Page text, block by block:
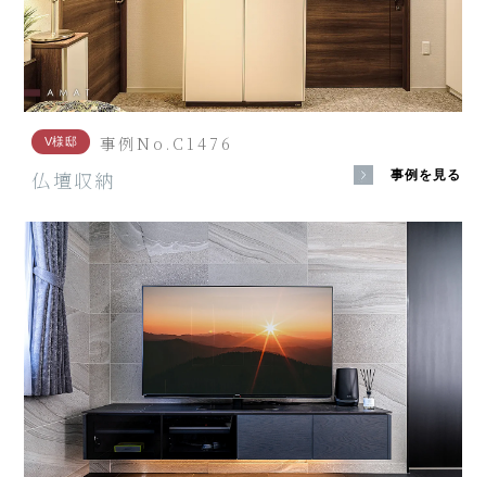
V様邸 事例No.C1476
仏壇収納 事例を見る